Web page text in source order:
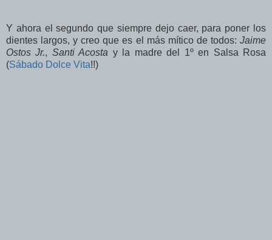
Y ahora el segundo que siempre dejo caer, para poner los
dientes largos, y creo que es el más mítico de todos: Jaime
Ostos Jr., Santi Acosta y la madre del 1º en Salsa Rosa
(Sábado Dolce Vita!!)